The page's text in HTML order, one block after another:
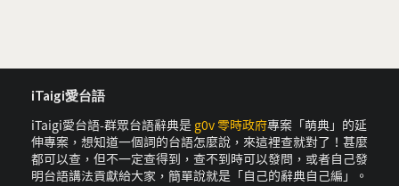
iTaigi愛台語
iTaigi愛台語-群眾台語辭典是 g0v 零時政府專案「萌典」的延
伸專案，想知道一個詞的台語怎麼說，來這裡查就對了！甚麼
都可以查，但不一定查得到，查不到時可以發問，或者自己發
明台語講法貢獻給大家，簡單說就是「自己的辭典自己編」。